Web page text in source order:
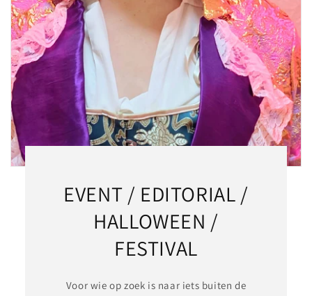
EVENT / EDITORIAL /
HALLOWEEN /
FESTIVAL
Voor wie op zoek is naar iets buiten de